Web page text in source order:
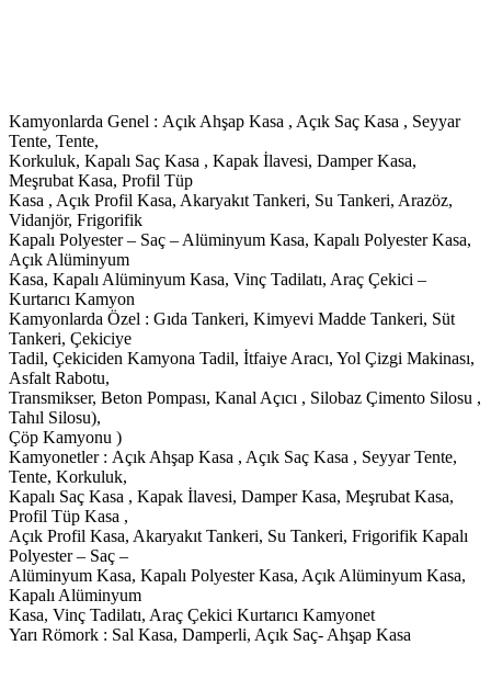
Kamyonlarda Genel : Açık Ahşap Kasa , Açık Saç Kasa , Seyyar
Tente, Tente,
Korkuluk, Kapalı Saç Kasa , Kapak İlavesi, Damper Kasa,
Meşrubat Kasa, Profil Tüp
Kasa , Açık Profil Kasa, Akaryakıt Tankeri, Su Tankeri, Arazöz,
Vidanjör, Frigorifik
Kapalı Polyester – Saç – Alüminyum Kasa, Kapalı Polyester Kasa,
Açık Alüminyum
Kasa, Kapalı Alüminyum Kasa, Vinç Tadilatı, Araç Çekici –
Kurtarıcı Kamyon
Kamyonlarda Özel : Gıda Tankeri, Kimyevi Madde Tankeri, Süt
Tankeri, Çekiciye
Tadil, Çekiciden Kamyona Tadil, İtfaiye Aracı, Yol Çizgi Makinası,
Asfalt Rabotu,
Transmikser, Beton Pompası, Kanal Açıcı , Silobaz Çimento Silosu ,
Tahıl Silosu),
Çöp Kamyonu )
Kamyonetler : Açık Ahşap Kasa , Açık Saç Kasa , Seyyar Tente,
Tente, Korkuluk,
Kapalı Saç Kasa , Kapak İlavesi, Damper Kasa, Meşrubat Kasa,
Profil Tüp Kasa ,
Açık Profil Kasa, Akaryakıt Tankeri, Su Tankeri, Frigorifik Kapalı
Polyester – Saç –
Alüminyum Kasa, Kapalı Polyester Kasa, Açık Alüminyum Kasa,
Kapalı Alüminyum
Kasa, Vinç Tadilatı, Araç Çekici Kurtarıcı Kamyonet
Yarı Römork : Sal Kasa, Damperli, Açık Saç- Ahşap Kasa